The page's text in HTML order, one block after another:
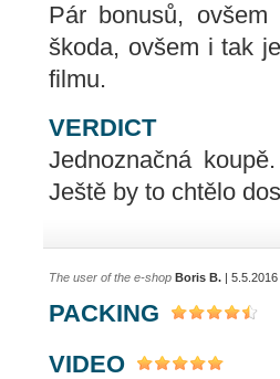
Pár bonusů,
škoda, ovšem i tak
filmu.
VERDICT
Jednoznačná
Ještě by to chtělo
The user of the e-shop Boris B. |
PACKING
VIDEO